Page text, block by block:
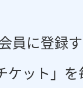
員に登録
ケット」